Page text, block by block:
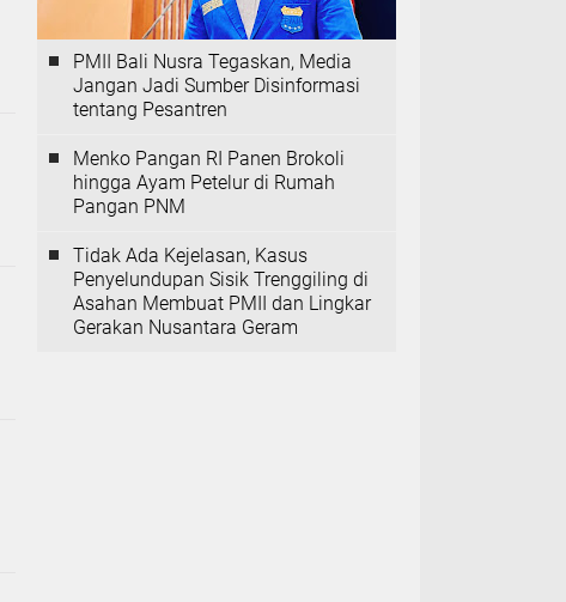
PMII Bali Nusra Tegaskan, Media
Jangan Jadi Sumber Disinformasi
tentang Pesantren
Menko Pangan RI Panen Brokoli
hingga Ayam Petelur di Rumah
Pangan PNM
Tidak Ada Kejelasan, Kasus
Penyelundupan Sisik Trenggiling di
Asahan Membuat PMII dan Lingkar
Gerakan Nusantara Geram